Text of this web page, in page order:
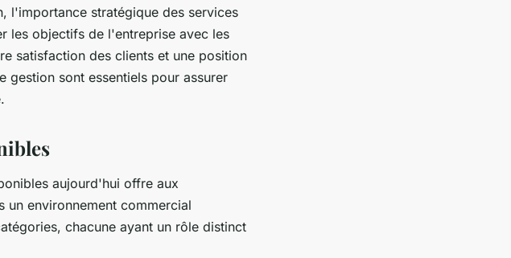
l'importance stratégique des services
les objectifs de l'entreprise avec les
satisfaction des clients et une position
gestion sont essentiels pour assurer
aujourd'hui offre aux
un environnement commercial
chacune ayant un rôle distinct